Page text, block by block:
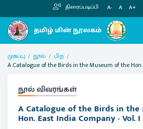
திரைப்படிப்பி A- A A+
முகப்பு நூல்
பிற
A Catalogue of the Birds in the Museum of the
நூல் விவரங்கள்
A Catalogue of the Birds in the
Hon. East India Company - Vol. I